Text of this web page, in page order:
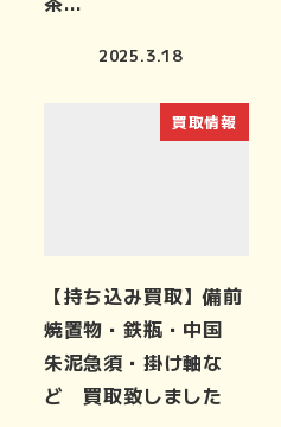
2025.3.18
買取情報
【持ち込み買取】備前
焼置物・鉄瓶・中国
朱泥急須・掛け軸な
ど 買取致しました